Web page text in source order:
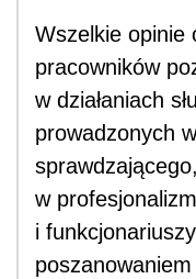
Wszelkie opinie
pracowników
w działaniach
prowadzonych
w
i